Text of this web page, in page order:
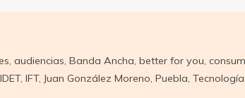
, audiencias, Banda Ancha, better for you,
IDET, IFT, Juan González Moreno, Puebla, Tecnología,